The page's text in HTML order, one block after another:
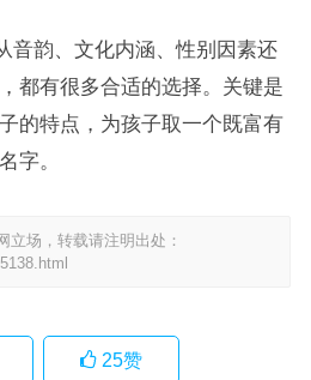
音韵、文化内涵、性别因素还
都有很多合适的选择。关键是
的特点，为孩子取一个既富有
字。
立场，转载请注明出处：
25赞